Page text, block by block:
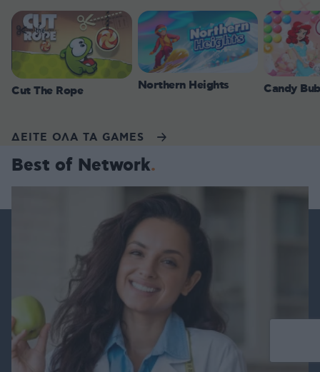
Cut The Rope Northern Heights Candy
ΔΕΙΤΕ ΟΛΑ ΤΑ GAMES
Best of Network